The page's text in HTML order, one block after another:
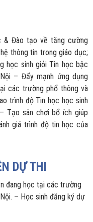
& Đào tạo về tăng cường
thông tin trong giáo dục;
học sinh giỏi Tin học bậc
– Đẩy mạnh ứng dụng
các trường phổ thông và
trình độ Tin học học sinh
Tạo sân chơi bổ ích giúp
giá trình độ tin học của
DỰ THI
đang học tại các trường
– Học sinh đăng ký dự